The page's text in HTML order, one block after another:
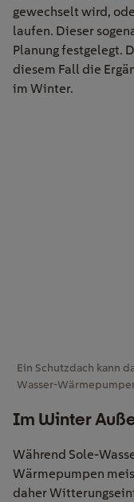
gewechselt wird,
laufen. Dieser
Planung festgelegt.
diesem Fall die
im Winter.
Ein Schutzdach kann
Wasser-
Im Winter
Während Sole-
Wärmepumpen
daher